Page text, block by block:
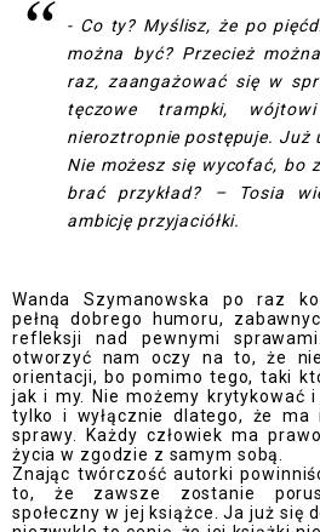
- Co ty? Myślisz, że po
można być? Przecież
raz, zaangażować się w
tęczowe trampki,
nieroztropnie postępuje. Już
Nie możesz się wycofać, bo
brać przykład? – Tosia
ambicję przyjaciółki.
Wanda Szymanowska po raz
pełną dobrego humoru,
refleksji nad pewnymi
otworzyć nam oczy na to, że
orientacji, bo pomimo tego, taki
jak i my. Nie możemy krytykować
tylko i wyłącznie dlatego, że ma
sprawy. Każdy człowiek ma
życia w zgodzie z samym sobą.
Znając twórczość autorki
to, że zawsze zostanie
społeczny w jej książce. Ja już się